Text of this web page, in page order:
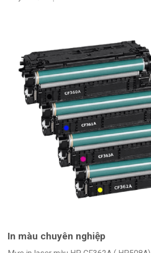
In màu chuyên nghiệp